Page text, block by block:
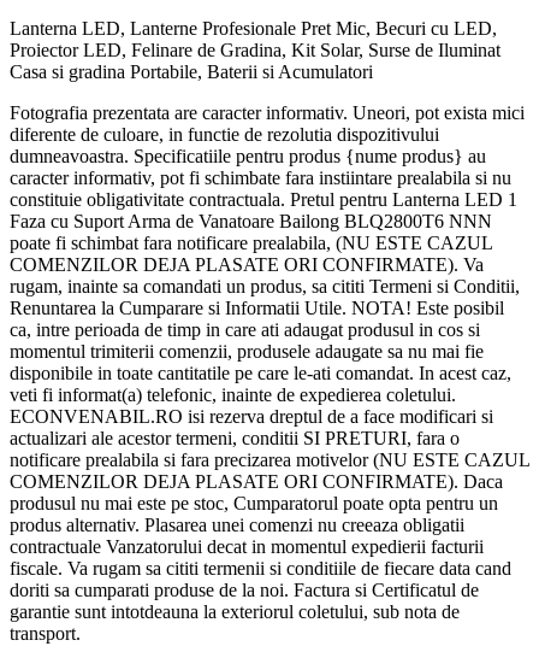
Lanterna LED, Lanterne Profesionale Pret Mic, Becuri cu LED,
Proiector LED, Felinare de Gradina, Kit Solar, Surse de Iluminat
Casa si gradina Portabile, Baterii si Acumulatori
Fotografia prezentata are caracter informativ. Uneori, pot exista mici
diferente de culoare, in functie de rezolutia dispozitivului
dumneavoastra. Specificatiile pentru produs {nume produs} au
caracter informativ, pot fi schimbate fara instiintare prealabila si nu
constituie obligativitate contractuala. Pretul pentru Lanterna LED 1
Faza cu Suport Arma de Vanatoare Bailong BLQ2800T6 NNN
poate fi schimbat fara notificare prealabila, (NU ESTE CAZUL
COMENZILOR DEJA PLASATE ORI CONFIRMATE). Va
rugam, inainte sa comandati un produs, sa cititi Termeni si Conditii,
Renuntarea la Cumparare si Informatii Utile. NOTA! Este posibil
ca, intre perioada de timp in care ati adaugat produsul in cos si
momentul trimiterii comenzii, produsele adaugate sa nu mai fie
disponibile in toate cantitatile pe care le-ati comandat. In acest caz,
veti fi informat(a) telefonic, inainte de expedierea coletului.
ECONVENABIL.RO isi rezerva dreptul de a face modificari si
actualizari ale acestor termeni, conditii SI PRETURI, fara o
notificare prealabila si fara precizarea motivelor (NU ESTE CAZUL
COMENZILOR DEJA PLASATE ORI CONFIRMATE). Daca
produsul nu mai este pe stoc, Cumparatorul poate opta pentru un
produs alternativ. Plasarea unei comenzi nu creeaza obligatii
contractuale Vanzatorului decat in momentul expedierii facturii
fiscale. Va rugam sa cititi termenii si conditiile de fiecare data cand
doriti sa cumparati produse de la noi. Factura si Certificatul de
garantie sunt intotdeauna la exteriorul coletului, sub nota de
transport.